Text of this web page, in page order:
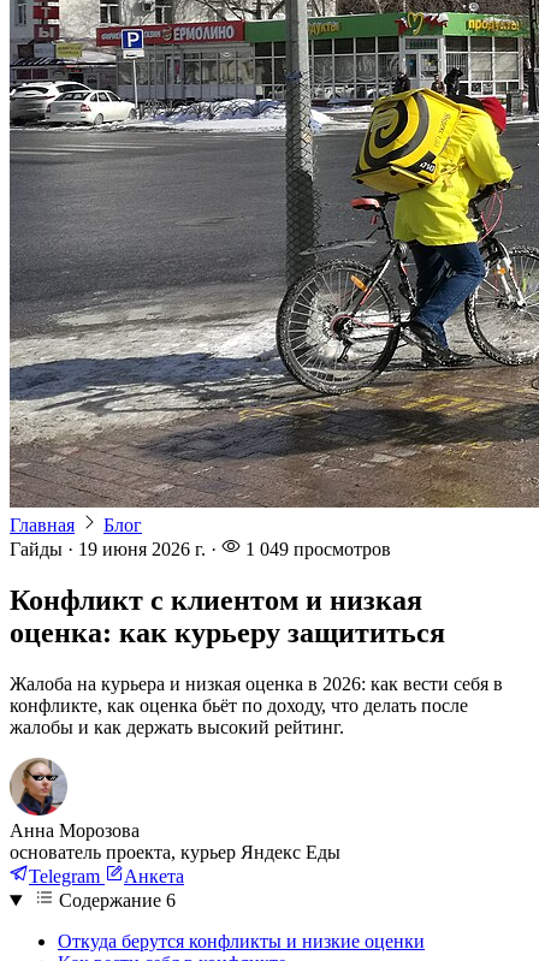
Главная
Блог
Гайды · 19 июня 2026 г. · 1 049 просмотров
Конфликт с клиентом и низкая
оценка: как курьеру защититься
Жалоба на курьера и низкая оценка в 2026: как вести себя в
конфликте, как оценка бьёт по доходу, что делать после
жалобы и как держать высокий рейтинг.
Анна Морозова
основатель проекта, курьер Яндекс Еды
Telegram
Анкета
Содержание 6
Откуда берутся конфликты и низкие оценки